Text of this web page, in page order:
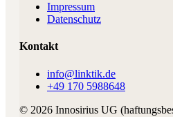
Impressum
Datenschutz
Kontakt
info@linktik.de
+49 170 5988648
© 2026 Innosirius UG